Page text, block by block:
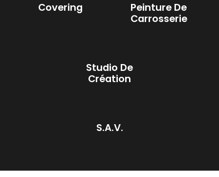
Covering
Peinture De
Carrosserie
Studio De
Création
S.A.V.